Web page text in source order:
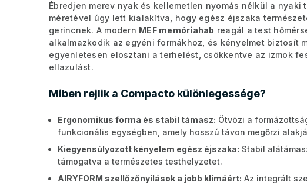
Ébredjen merev nyak és kellemetlen nyomás nélkül a nyaki
méretével úgy lett kialakítva, hogy egész éjszaka
gerincnek. A modern MEF memóriahab reagál a test
alkalmazkodik az egyéni formákhoz, és kényelmet biztosít
egyenletesen elosztani a terhelést, csökkentve az izmok
ellazulást.
Miben rejlik a Compacto különlegessége?
Ergonomikus forma és stabil támasz: Ötvözi a
funkcionális egységben, amely hosszú távon megőrzi
Kiegyensúlyozott kényelem egész éjszaka: Stabil
támogatva a természetes testhelyzetet.
AIRYFORM szellőzőnyílások a jobb klímáért: Az integrált